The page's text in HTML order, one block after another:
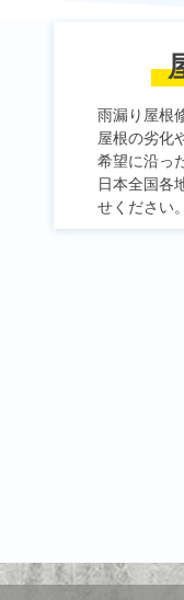
雨漏り屋根
屋根の劣化
希望に沿っ
日本全国各
せください。